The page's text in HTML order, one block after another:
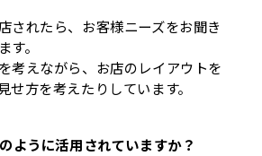
されたら、お客様ニーズをお聞き
す。
考えながら、お店のレイアウトを
せ方を考えたりしています。
うに活用されていますか？